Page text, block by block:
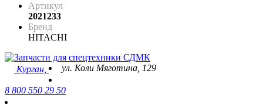
Артикул
2021233
Бренд
HITACHI
Курган, ул. Коли Мяготина, 129
8 800 550 29 50